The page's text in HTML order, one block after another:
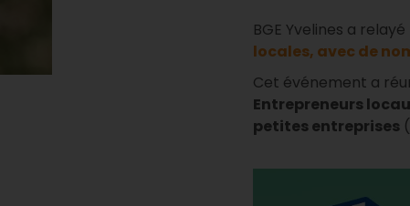
BGE Yvelines a
locales, avec de
Cet événement a
Entrepreneurs
petites entreprises